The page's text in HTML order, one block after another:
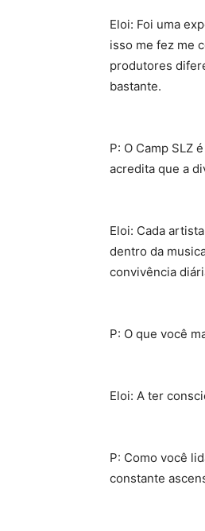
Eloi: Foi uma
isso me fez me
produtores
bastante.
P: O Camp SLZ
acredita que a
Eloi: Cada
dentro da
convivência
P: O que você
Eloi: A ter
P: Como você
constante